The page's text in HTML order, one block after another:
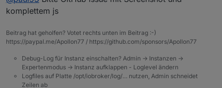
komplettem js
Beitrag hat geholfen? Votet rechts unten im Beitrag :-)
https://paypal.me/Apollon77 / https://github.com/sponsors/Apollon77
Debug-Log für Instanz einschalten? Admin -> Instanzen ->
Expertenmodus -> Instanz aufklappen - Loglevel ändern
Logfiles auf Platte /opt/iobroker/log/… nutzen, Admin schneidet
Zeilen ab